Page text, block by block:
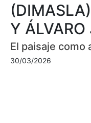
Y ÁLVARO
El paisaje
30/03/2026